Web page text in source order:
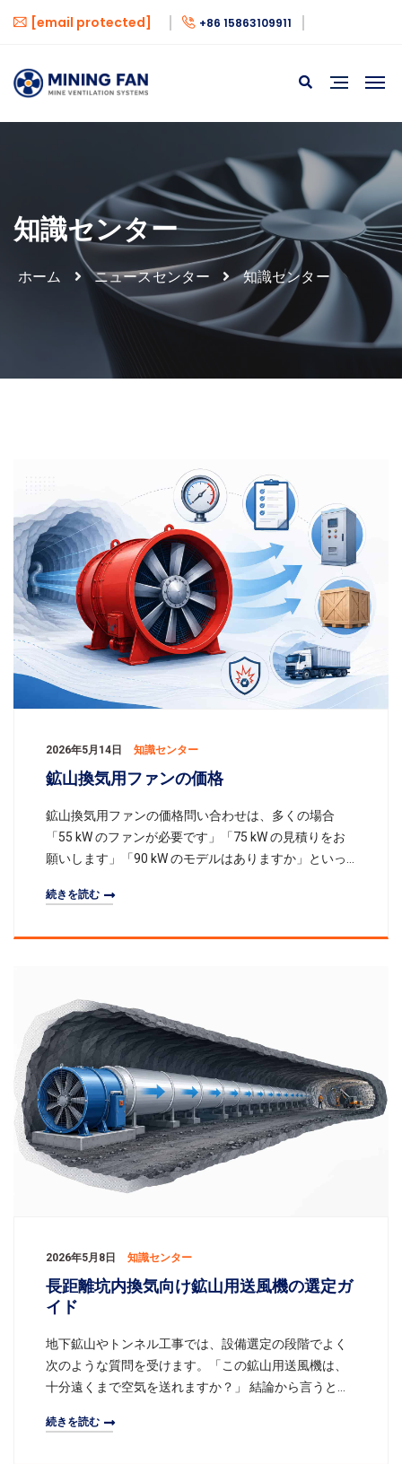
[email protected] +86 15863109911
知識センター
ホーム ニュースセンター 知識センター
2026年5月14日 知識センター
鉱山換気用ファンの価格
鉱山換気用ファンの価格問い合わせは、多くの場合
「55 kW のファンが必要です」「75 kW の見積りをお
願いします」「90 kW のモデルはありますか」といっ
要ですが、信頼できる技術見積りを作成するには、そ
続きを読む
2026年5月8日 知識センター
長距離坑内換気向け鉱山用送風機の選定ガ
イド
地下鉱山やトンネル工事では、設備選定の段階でよく
次のような質問を受けます。「この鉱山用送風機は、
十分遠くまで空気を送れますか？」 結論から言うと、
の送風機が必ず 45 kW の送風機より長距離に適してい
続きを読む